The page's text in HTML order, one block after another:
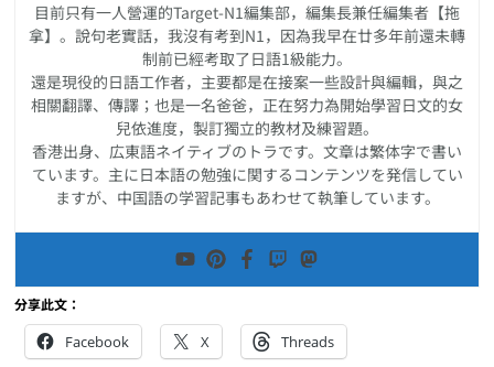
目前只有一人營運的Target-N1編集部，編集長兼任編集者【拖
拿】。說句老實話，我沒有考到N1，因為我早在廿多年前還未轉
制前已經考取了日語1級能力。
還是現役的日語工作者，主要都是在接案一些設計與編輯，與之
相關翻譯、傳譯；也是一名爸爸，正在努力為開始學習日文的女
兒依進度，製訂獨立的教材及練習題。
香港出身、広東語ネイティブのトラです。文章は繁体字で書い
ています。主に日本語の勉強に関するコンテンツを発信してい
ますが、中国語の学習記事もあわせて執筆しています。
分享此文：
Facebook X Threads